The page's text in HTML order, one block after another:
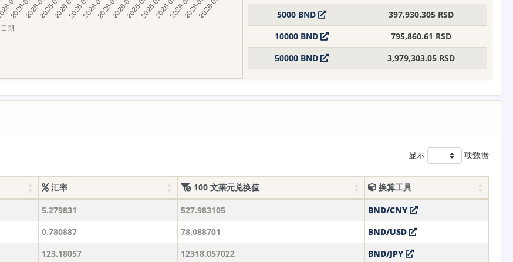
5000 BND
397,930.305 RSD
10000 BND
795,860.61 RSD
50000 BND
3,979,303.05 RSD
显示 项数据
汇率 100 文莱元兑换值 换算工具
5.279831 527.983105
BND/CNY
0.780887 78.088701
BND/USD
123.18057 12318.057022
BND/JPY